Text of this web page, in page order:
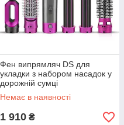
Фен випрямляч DS для
укладки з набором насадок у
дорожній сумці
Немає в наявності
1 910 ₴